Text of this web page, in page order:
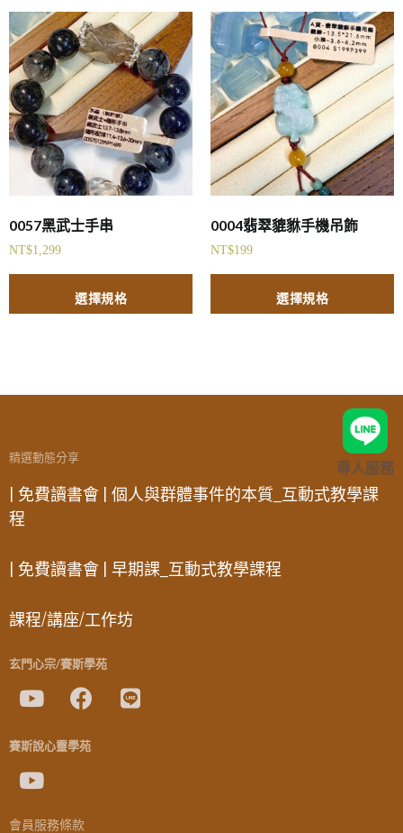
0057黑武士手串
NT$1,299
選擇規格
0004翡翠貔貅手機吊飾
NT$199
選擇規格
精選動態分享
| 免費讀書會 | 個人與群體事件的本質_互動式教學課
程
| 免費讀書會 | 早期課_互動式教學課程
課程/講座/工作坊
玄門心宗/賽斯學苑
賽斯說心靈學苑
會員服務條款
專人服務